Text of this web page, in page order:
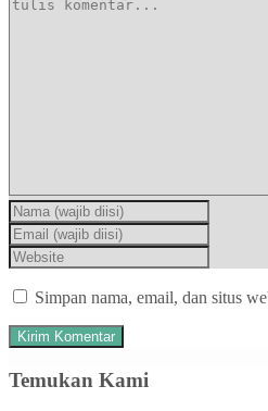
Simpan nama, email, dan situs
Temukan Kami